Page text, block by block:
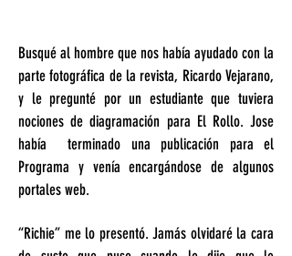
Busqué al hombre que nos había ayudado con la
parte fotográfica de la revista, Ricardo Vejarano,
y le pregunté por un estudiante que tuviera
nociones de diagramación para El Rollo. Jose
había terminado una publicación para el
Programa y venía encargándose de algunos
portales web.
“Richie” me lo presentó. Jamás olvidaré la cara